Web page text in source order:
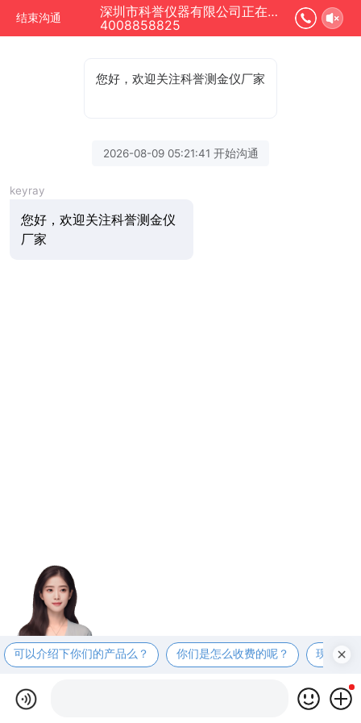
结束沟通
深圳市科誉仪器有限公司正在为您服务
4008858825
您好，欢迎关注科誉测金仪厂家
2026-08-09 05:21:41 开始沟通
keyray
您好，欢迎关注科誉测金仪
厂家
可以介绍下你们的产品么？ 你们是怎么收费的呢？ 现在有